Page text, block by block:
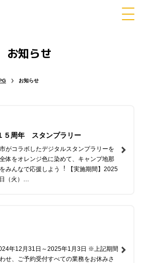
パラセーリング
お知らせ
お知らせ
５周年 スタンプラリー
がコラボしたデジタルスタンプラリーを
体をオレンジ⾊に染めて、キャンプ地那
みんなで応援しよう︕ 【実施期間】2025
（⽕）…
年12月31日～2025年1月3日 ※上記期間
せ、ご予約受付すべての業務をお休みさ